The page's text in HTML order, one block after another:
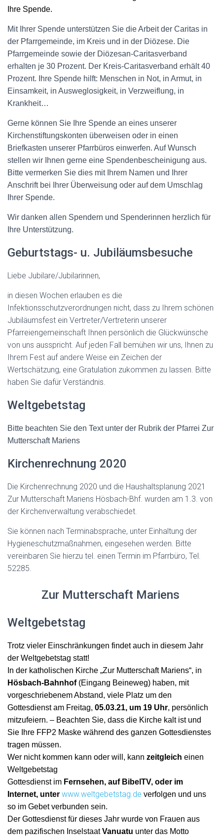
Ihre Spende.
Mit Ihrer Spende unterstützen Sie die Arbeit der Caritas in
der Pfarrgemeinde, im Kreis und in der Diözese. Die
Pfarrgemeinde sowie der Diözesan-Caritasverband
erhalten je 30 Prozent. Der Kreis-Caritasverband erhält 40
Prozent. Ihre Spende hilft: Menschen in Not, in Armut, in
Einsamkeit, in Ausweglosigkeit, in Verzweiflung, in
Krankheit…
Gerne können Sie Ihre Spende an eines unserer
Kirchenstiftungskonten überweisen oder in einen
Briefkasten unserer Pfarrbüros einwerfen. Auf Wunsch
stellen wir Ihnen gerne eine Spendenbescheinigung aus.
Bitte vermerken Sie dies mit Ihrem Namen und Ihrer
Anschrift bei Ihrer Überweisung oder auf dem Umschlag
Ihrer Spende.
Wir danken allen Spendern und Spenderinnen herzlich für
Ihre Unterstützung.
Geburtstags- u. Jubiläumsbesuche
Liebe Jubilare/Jubilarinnen,
in diesen Wochen erlauben es die
Infektionsschutzverordnungen nicht, dass zu Ihrem schönen
Jubiläumsfest ein Vertreter/Vertreterin unserer
Pfarreiengemeinschaft Ihnen persönlich die Glückwünsche
von uns ausspricht. Auf jeden Fall bemühen wir uns, Ihnen zu
Ihrem Fest auf andere Weise ein Zeichen der
Wertschätzung, eine Gratulation zukommen zu lassen. Bitte
haben Sie dafür Verständnis.
Weltgebetstag
Bitte beachten Sie den Text unter der Rubrik der Pfarrei Zur
Mutterschaft Mariens
Kirchenrechnung 2020
Die Kirchenrechnung 2020 und die Haushaltsplanung 2021
Zur Mutterschaft Mariens Hösbach-Bhf. wurden am 1.3. von
der Kirchenverwaltung verabschiedet.
Sie können nach Terminabsprache, unter Einhaltung der
Hygieneschutzmaßnahmen, eingesehen werden. Bitte
vereinbaren Sie hierzu tel. einen Termin im Pfarrbüro, Tel.
52285.
Zur Mutterschaft Mariens
Weltgebetstag
Trotz vieler Einschränkungen findet auch in diesem Jahr
der Weltgebetstag statt!
In der katholischen Kirche „Zur Mutterschaft Mariens“, in
Hösbach-Bahnhof (Eingang Beineweg) haben, mit
vorgeschriebenem Abstand, viele Platz um den
Gottesdienst am Freitag, 05.03.21, um 19 Uhr, persönlich
mitzufeiern. – Beachten Sie, dass die Kirche kalt ist und
Sie Ihre FFP2 Maske während des ganzen Gottesdienstes
tragen müssen.
Wer nicht kommen kann oder will, kann zeitgleich einen
Weltgebetstag
Gottesdienst im Fernsehen, auf BibelTV, oder im
Internet, unter www.weltgebetstag.de verfolgen und uns
so im Gebet verbunden sein.
Der Gottesdienst für dieses Jahr wurde von Frauen aus
dem pazifischen InselstaatVanuatu unter das Motto